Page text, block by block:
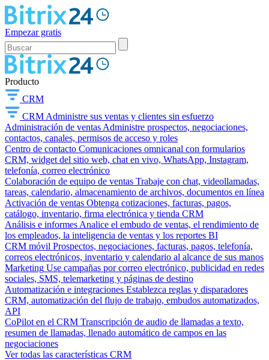
Empezar gratis
Producto
CRM
CRM Administre sus ventas y clientes sin esfuerzo
Administración de ventas Administre prospectos, negociaciones,
contactos, canales, permisos de acceso y roles
Centro de contacto Comunicaciones omnicanal con formularios
CRM, widget del sitio web, chat en vivo, WhatsApp, Instagram,
telefonía, correo electrónico
Colaboración de equipo de ventas Trabaje con chat, videollamadas,
tareas, calendario, almacenamiento de archivos, documentos en línea
Activación de ventas Obtenga cotizaciones, facturas, pagos,
catálogo, inventario, firma electrónica y tienda CRM
Análisis e informes Analice el embudo de ventas, el rendimiento de
los empleados, la inteligencia de ventas y los reportes BI
CRM móvil Prospectos, negociaciones, facturas, pagos, telefonía,
correos electrónicos, inventario y calendario al alcance de sus manos
Marketing Use campañas por correo electrónico, publicidad en redes
sociales, SMS, telemarketing y páginas de destino
Automatización e integraciones Establezca reglas y disparadores
CRM, automatización del flujo de trabajo, embudos automatizados,
API
CoPilot en el CRM Transcripción de audio de llamadas a texto,
resumen de llamadas, llenado automático de campos en las
negociaciones
Ver todas las características CRM